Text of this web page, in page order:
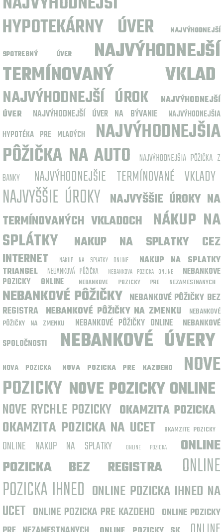
HYPOTEKÁRNY ÚVER
NAJVÝHODNEJŠÍ
SPOTREBNÝ ÚVER
NAJVÝHODNEJŠÍ
TERMÍNOVANÝ VKLAD
NAJVÝHODNEJŠÍ ÚROK
NAJVÝHODNEJŠÍ
ÚVER
NAJVÝHODNEJŠÍ ÚVER NA BÝVANIE
NAJVÝHODNEJŠIA
HYPOTÉKA PRE MLADÝCH
NAJVÝHODNEJŠIA
PÔŽIČKA NA AUTO
NAJVÝHODNEJŠIA PÔŽIČKA Z
BANKY
NAJVÝHODNEJŠIE TERMÍNOVANÉ VKLADY
NAJVYŠŠIE ÚROKY NAJVYŠŠIE ÚROKY NA
TERMÍNOVANÝCH VKLADOCH
NÁKUP NA
SPLÁTKY
NAKUP NA SPLATKY CEZ
INTERNET
NAKUP NA SPLATKY ONLINE
NAKUP NA SPLATKY
TRIANGEL
NEBANKOVÁ PÔŽIČKA NEBANKOVA POZICKA ONLINE
NEBANKOVE
POZICKY ONLINE
NEBANKOVE POZICKY PRE NEZAMESTNANYCH
NEBANKOVÉ PÔŽIČKY NEBANKOVÉ PÔŽIČKY BEZ
REGISTRA NEBANKOVÉ PÔŽIČKY NA ZMENKU
NEBANKOVÉ
PÔŽIČKY NA ZMENKU
NEBANKOVÉ PÔŽIČKY ONLINE
NEBANKOVÉ
SPOLOČNOSTI
NEBANKOVÉ ÚVERY
NOVA POZICKA NOVA POZICKA PRE KAZDEHO
NOVE
POZICKY NOVE POZICKY ONLINE
NOVE RYCHLE POZICKY OKAMZITA POZICKA
OKAMZITA POZICKA NA UCET OKAMZITE POZICKY
ONLINE NAKUP NA SPLATKY ONLINE POZICKA
ONLINE
POZICKA BEZ REGISTRA
ONLINE
POZICKA IHNED ONLINE POZICKA IHNED NA
UCET ONLINE POZICKA PRE KAZDEHO ONLINE POZICKY